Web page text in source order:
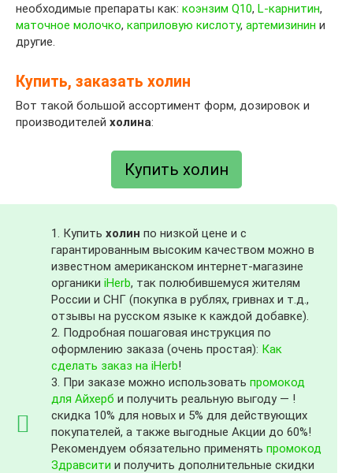
необходимые препараты как: коэнзим Q10, L-карнитин,
маточное молочко, каприловую кислоту, артемизинин и
другие.
Купить, заказать холин
Вот такой большой ассортимент форм, дозировок и
производителей холина:
Купить холин
1. Купить холин по низкой цене и с
гарантированным высоким качеством можно в
известном американском интернет-магазине
органики iHerb, так полюбившемуся жителям
России и СНГ (покупка в рублях, гривнах и т.д.,
отзывы на русском языке к каждой добавке).
2. Подробная пошаговая инструкция по
оформлению заказа (очень простая): Как
сделать заказ на iHerb!
3. При заказе можно использовать промокод
для Айхерб и получить реальную выгоду — !
скидка 10% для новых и 5% для действующих
покупателей, а также выгодные Акции до 60%!
Рекомендуем обязательно применять промокод
Здравсити и получить дополнительные скидки